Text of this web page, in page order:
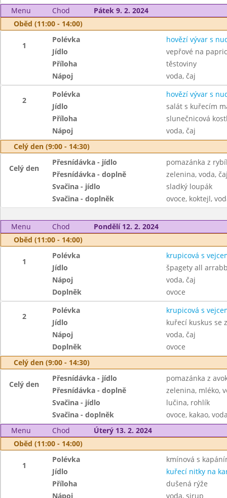
Menu
Chod
Pátek 9. 2. 2024
Oběd (11:00 - 14:00)
1
Polévka
hovězí vývar s
Jídlo
vepřové na
Příloha
těstoviny
Nápoj
voda, čaj
2
Polévka
hovězí vývar s
Jídlo
salát s kuřecím
Příloha
slunečnicová
Nápoj
voda, čaj
Celý den (9:00 - 14:30)
Celý den
Přesnídávka - jídlo
pomazánka z
Přesnídávka - doplně
zelenina, voda,
Svačina - jídlo
sladký loupák
Svačina - doplněk
ovoce, koktejl,
Menu Chod
Pondělí 12. 2. 2024
Oběd (11:00 - 14:00)
1
Polévka
krupicová s
Jídlo
špagety all
Nápoj
voda, čaj
Doplněk
ovoce
2
Polévka
krupicová s
Jídlo
kuřecí kuskus se
Nápoj
voda, čaj
Doplněk
ovoce
Celý den (9:00 - 14:30)
Celý den
Přesnídávka - jídlo
pomazánka z
Přesnídávka - doplně
zelenina, mléko,
Svačina - jídlo
lučina, rohlík
Svačina - doplněk
ovoce, kakao,
Menu
Chod
Úterý 13. 2. 2024
Oběd (11:00 - 14:00)
1
Polévka
kmínová s
Jídlo
kuřecí nitky na
Příloha
dušená rýže
Nápoj
voda, sirup